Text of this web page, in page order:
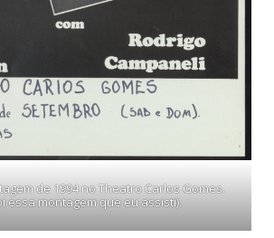
de 1994 no Theatro Carlos Gomes.
essa montagem que eu assisti).